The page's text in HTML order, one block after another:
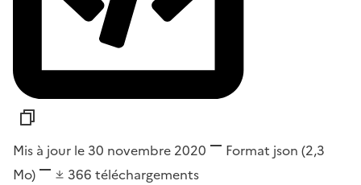
Mis à jour le 30 novembre 2020 Format json (2,3
Mo)
366 téléchargements